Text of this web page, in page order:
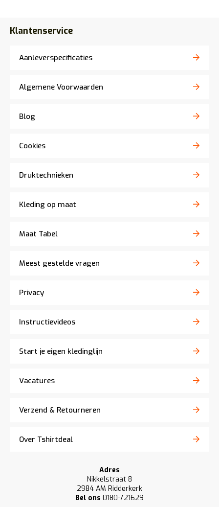
Klantenservice
Aanleverspecificaties
Algemene Voorwaarden
Blog
Cookies
Druktechnieken
Kleding op maat
Maat Tabel
Meest gestelde vragen
Privacy
Instructievideos
Start je eigen kledinglijn
Vacatures
Verzend & Retourneren
Over Tshirtdeal
Adres
Nikkelstraat 8
2984 AM Ridderkerk
Bel ons 0180-721629